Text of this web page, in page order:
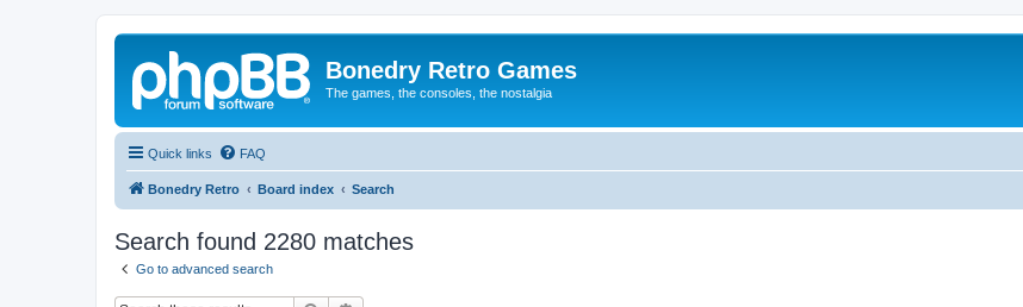
Bonedry Retro Games
The games, the consoles, the nostalgia
Quick links FAQ
Bonedry Retro Board index Search
Search found 2280 matches
Go to advanced search